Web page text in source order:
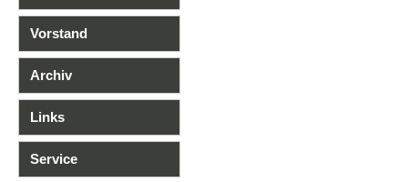
Vorstand
Archiv
Links
Service